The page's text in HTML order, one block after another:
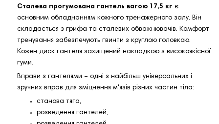
Сталева прогумована гантель вагою 17,5 кг є
основним обладнанням кожного тренажерного залу. Він
складається з грифа та сталевих обважнювачів. Комфорт
тренування забезпечують гвинти з круглою головкою.
Кожен диск гантеля захищений накладкою з високоякісної
гуми.
Вправи з гантелями – одні з найбільш універсальних і
зручних вправ для зміцнення м'язів різних частин тіла:
станова тяга,
розведення гантелей,